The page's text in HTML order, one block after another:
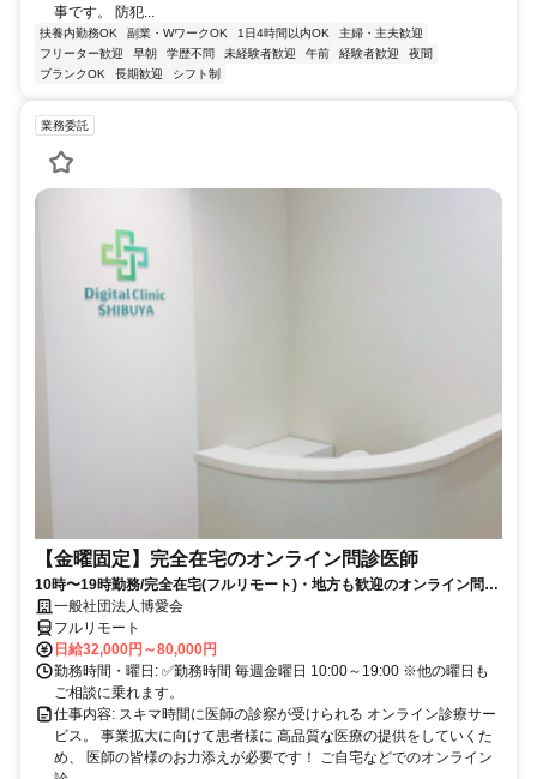
事です。 防犯...
扶養内勤務OK 副業・WワークOK 1日4時間以内OK
主婦・主夫歓迎
フリーター歓迎
早朝 学歴不問 未経験者歓迎 午前 経験者歓迎
夜間
ブランクOK
長期歓迎 シフト制
業務委託
【金曜固定】完全在宅のオンライン問診医師
10時〜19時勤務/完全在宅(フルリモート)・地方も歓迎のオンライン問診
業務一般社団法人博愛会
フルリモート
日給32,000円～80,000円
勤務時間・曜日: ✅勤務時間 毎週金曜日 10:00～19:00 ※他の曜日も
ご相談に乗れます。
仕事内容: スキマ時間に医師の診察が受けられる オンライン診療サー
ビス。 事業拡大に向けて患者様に 高品質な医療の提供をしていくた
め、 医師の皆様のお力添えが必要です！ ご自宅などでのオンライン